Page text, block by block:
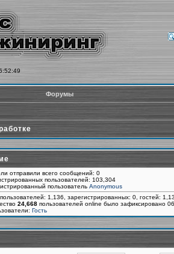
Форумы
отправили всего сообщений: 0
пользователей: 103,304
пользователь Anonymous
1,136, зарегистрированных: 0, гостей:
24,668 пользователей online было зафиксировано
Гость